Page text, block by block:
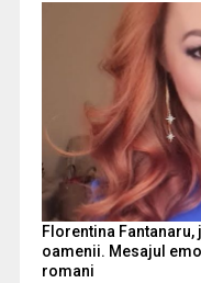
Florentina
oamenii. Mesajul
romani